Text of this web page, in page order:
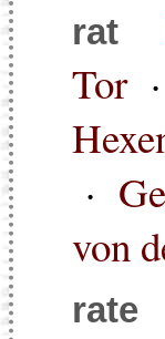
rat
Tor·
·
von
rate